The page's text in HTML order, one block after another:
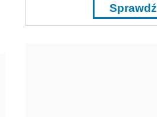
Sprawdź